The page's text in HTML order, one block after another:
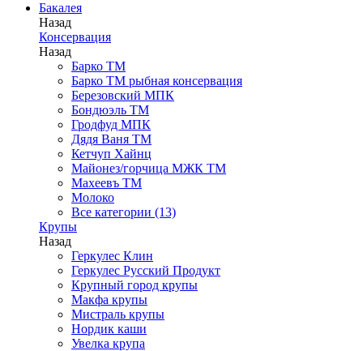
Бакалея
Назад
Консервация
Назад
Барко ТМ
Барко ТМ рыбная консервация
Березовский МПК
Бондюэль ТМ
Гродфуд МПК
Дядя Ваня ТМ
Кетчуп Хайнц
Майонез/горчица МЖК ТМ
Махеевъ ТМ
Молоко
Все категории (13)
Крупы
Назад
Геркулес Клин
Геркулес Русский Продукт
Крупный город крупы
Макфа крупы
Мистраль крупы
Нордик каши
Увелка крупа